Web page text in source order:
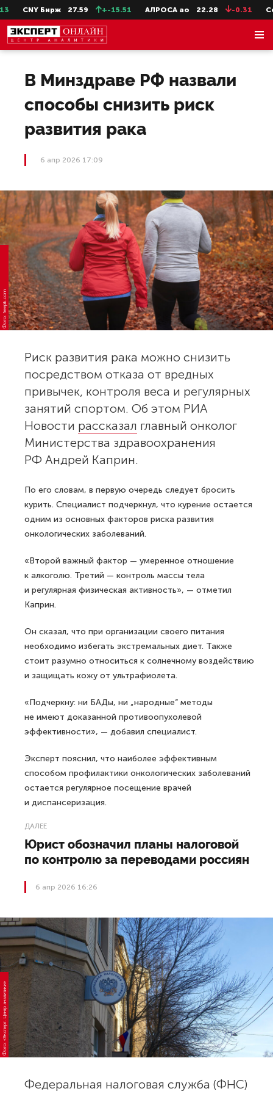
CNY Бирж 27.59 +-15.51 АЛРОСА ао 22.28 -0.31
В Минздраве РФ назвали
способы снизить риск
развития рака
6 апр 2026 17:09
Фото: freepik.com
Риск развития рака можно снизить
посредством отказа от вредных
привычек, контроля веса и регулярных
занятий спортом. Об этом РИА
Новости рассказал главный онколог
Министерства здравоохранения
РФ Андрей Каприн.
По его словам, в первую очередь следует бросить
курить. Специалист подчеркнул, что курение остается
одним из основных факторов риска развития
онкологических заболеваний.
«Второй важный фактор — умеренное отношение
к алкоголю. Третий — контроль массы тела
и регулярная физическая активность», — отметил
Каприн.
Он сказал, что при организации своего питания
необходимо избегать экстремальных диет. Также
стоит разумно относиться к солнечному воздействию
и защищать кожу от ультрафиолета.
«Подчеркну: ни БАДы, ни „народные“ методы
не имеют доказанной противоопухолевой
эффективности», — добавил специалист.
Эксперт пояснил, что наиболее эффективным
способом профилактики онкологических заболеваний
остается регулярное посещение врачей
и диспансеризация.
ДАЛЕЕ
Юрист обозначил планы налоговой
по контролю за переводами россиян
6 апр 2026 16:26
Фото: «Эксперт. Центр аналитики»
Федеральная налоговая служба (ФНС)